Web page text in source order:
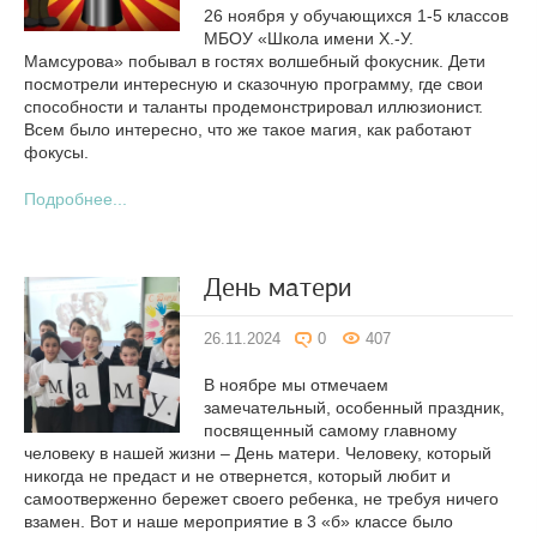
26 ноября у обучающихся 1-5 классов
МБОУ «Школа имени Х.-У.
Мамсурова» побывал в гостях волшебный фокусник. Дети
посмотрели интересную и сказочную программу, где свои
способности и таланты продемонстрировал иллюзионист.
Всем было интересно, что же такое магия, как работают
фокусы.
Подробнее...
День матери
26.11.2024 0 407
В ноябре мы отмечаем
замечательный, особенный праздник,
посвященный самому главному
человеку в нашей жизни – День матери. Человеку, который
никогда не предаст и не отвернется, который любит и
самоотверженно бережет своего ребенка, не требуя ничего
взамен. Вот и наше мероприятие в 3 «б» классе было